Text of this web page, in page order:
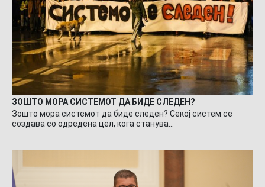
ЗОШТО МОРА СИСТЕМОТ ДА БИДЕ СЛЕДЕН?
Зошто мора системот да биде следен? Секој систем се
создава со одредена цел, кога станува…